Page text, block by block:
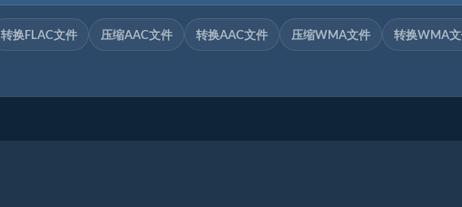
转换FLAC文件 压缩AAC文件 转换AAC文件 压缩WMA文件 转换WMA